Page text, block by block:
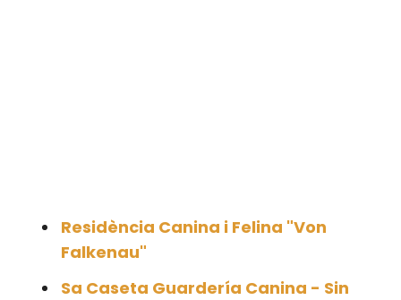
Residència Canina i Felina "Von
Falkenau"
Sa Caseta Guardería Canina - Sin